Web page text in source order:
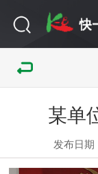
某单
发布日期